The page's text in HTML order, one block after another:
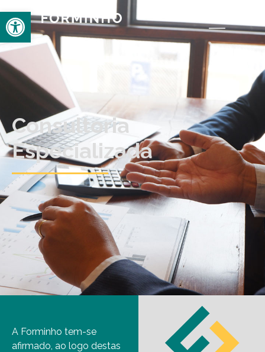
Open toolbar
Consultoria
Especializada
A Forminho tem-se
afirmado, ao logo destas